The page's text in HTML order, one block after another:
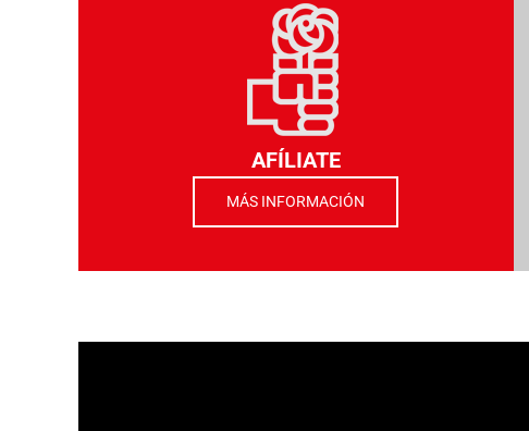
AFÍLIATE
MÁS INFORMACIÓN